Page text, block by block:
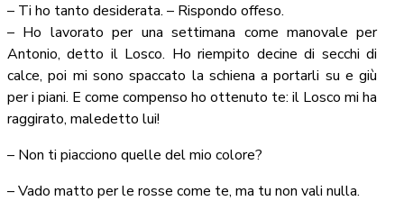
– Ti ho tanto desiderata. – Rispondo offeso.
– Ho lavorato per una settimana come manovale per
Antonio, detto il Losco. Ho riempito decine di secchi di
calce, poi mi sono spaccato la schiena a portarli su e giù
per i piani. E come compenso ho ottenuto te: il Losco mi ha
raggirato, maledetto lui!
– Non ti piacciono quelle del mio colore?
– Vado matto per le rosse come te, ma tu non vali nulla.